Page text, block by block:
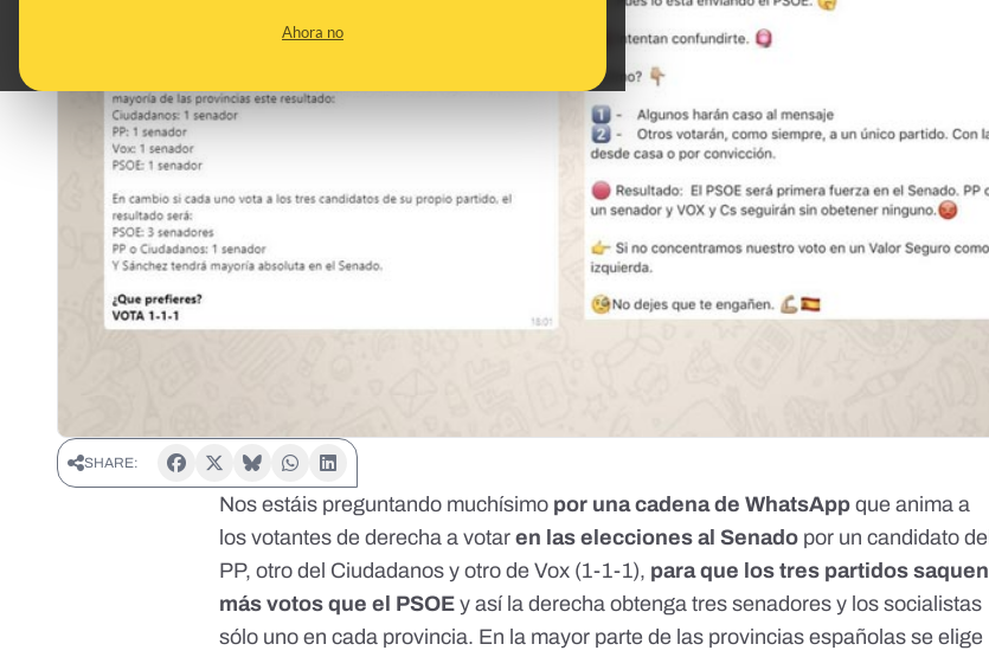
Ahora no
SHARE:
Nos estáis preguntando muchísimo por una cadena de WhatsApp que anima a
los votantes de derecha a votaren las elecciones al Senado por un candidato del
PP, otro del Ciudadanos y otro de Vox (1-1-1), para que los tres partidos saquen
más votos que el PSOEy así la derecha obtenga tres senadores y los socialistas
sólo uno en cada provincia. En la mayor parte de las provincias españolas se elige